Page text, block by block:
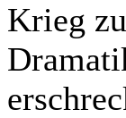
Krieg